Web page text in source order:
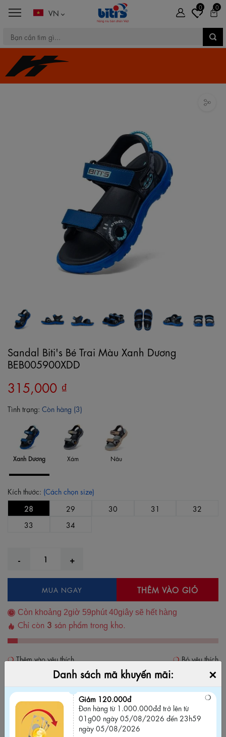
VN
0 0
Sandal Biti's Bé Trai Màu Xanh Dương
BEB005900XDD
315,000 ₫
Tình trạng: Còn hàng (3)
Xanh Dương Xám Nâu
Kích thước: (Cách chọn size)
28
29 30 31
32
33
34
MUA NGAY THÊM VÀO GIỎ
Còn khoảng 2giờ 59phút 40giây sẽ hết hàng
Chỉ còn 3 sản phẩm trong kho.
Thêm vào yêu thích Bỏ yêu thích
Giảm 120.000đ
Đơn hàng từ 1.000.000đđ trở lên từ 01g00
ngày 05/08/2026 đến 23h59 ngày
05/08/2026
Mã:AUB2SDAILY120KM
Danh sách mã khuyến mãi: ×
Giảm 120.000đ
Đơn hàng từ 1.000.000đđ trở lên từ
01g00 ngày 05/08/2026 đến 23h59
ngày 05/08/2026